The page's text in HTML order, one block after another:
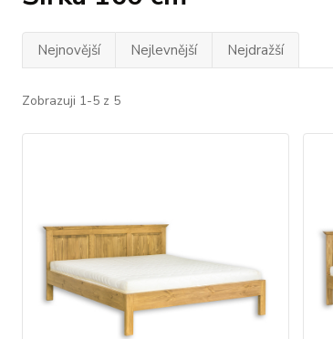
Nejnovější Nejlevnější Nejdražší
Zobrazuji 1-5 z 5